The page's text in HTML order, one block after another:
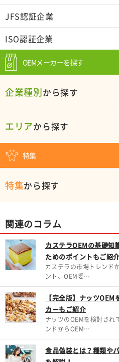
JFS認証企業
ISO認証企業
OEMメーカーを探す
企業種別から探す
エリアから探す
特集
特集から探す
関連のコラム
カステラOEMの基礎知
ためのポイントもご紹介
カステラの市場トレンド
ント、OEM委…
【完全版】ナッツ
カーもご紹介
ナッツのOEMを検討され
ンドからOEM…
食品偽装とは？種類や